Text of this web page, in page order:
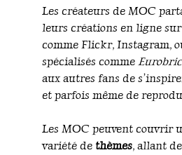
Les créateurs de MOC
leurs créations en ligne
comme Flickr, Instagram,
spécialisés comme
aux autres fans de
et parfois même de
Les MOC peuvent couvrir
variété de thèmes, allant